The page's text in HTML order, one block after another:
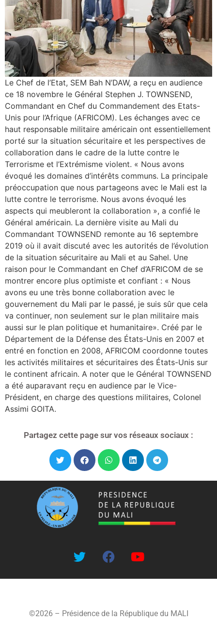
Le Chef de l’Etat, SEM Bah N’DAW, a reçu en audience
ce 18 novembre le Général Stephen J. TOWNSEND,
Commandant en Chef du Commandement des Etats-
Unis pour l’Afrique (AFRICOM). Les échanges avec ce
haut responsable militaire américain ont essentiellement
porté sur la situation sécuritaire et les perspectives de
collaboration dans le cadre de la lutte contre le
Terrorisme et l’Extrémisme violent. « Nous avons
évoqué les domaines d’intérêts communs. La principale
préoccupation que nous partageons avec le Mali est la
lutte contre le terrorisme. Nous avons évoqué les
aspects qui meubleront la collaboration », a confié le
Général américain. La dernière visite au Mali du
Commandant TOWNSEND remonte au 16 septembre
2019 où il avait discuté avec les autorités de l’évolution
de la situation sécuritaire au Mali et au Sahel. Une
raison pour le Commandant en Chef d’AFRICOM de se
montrer encore plus optimiste et confiant : « Nous
avons eu une très bonne collaboration avec le
gouvernement du Mali par le passé, je suis sûr que cela
va continuer, non seulement sur le plan militaire mais
aussi sur le plan politique et humanitaire». Créé par le
Département de la Défense des États-Unis en 2007 et
entré en fonction en 2008, AFRICOM coordonne toutes
les activités militaires et sécuritaires des États-Unis sur
le continent africain. A noter que le Général TOWNSEND
a été auparavant reçu en audience par le Vice-
Président, en charge des questions militaires, Colonel
Assimi GOITA.
Partagez cette page sur vos réseaux sociaux :
©2026 – Présidence de la République du MALI